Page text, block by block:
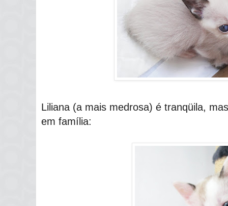
Liliana (a mais medrosa) é tranqüila,
em família: